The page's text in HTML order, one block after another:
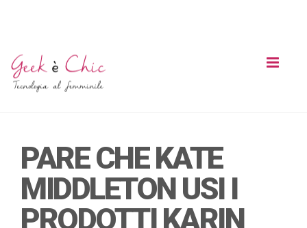
PARE CHE KATE
MIDDLETON USI I
PRODOTTI KARIN